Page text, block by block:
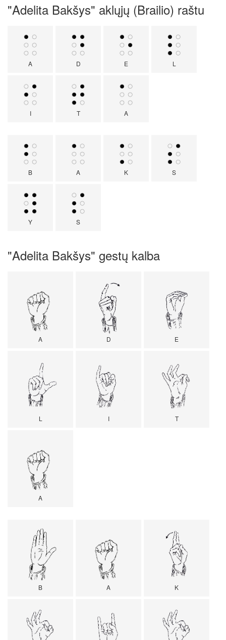
"Adelita Bakšys" aklųjų (Brailio) raštu
A D E L
I T A
B A K S
Y S
"Adelita Bakšys" gestų kalba
A D E
L I T
A
B A K